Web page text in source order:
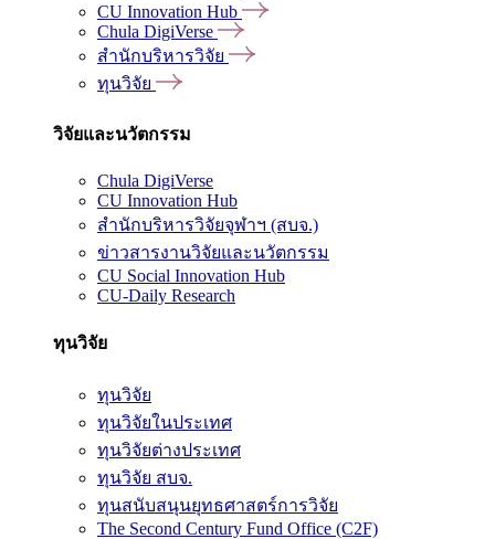
CU Innovation Hub
Chula DigiVerse
สำนักบริหารวิจัย
ทุนวิจัย
วิจัยและนวัตกรรม
Chula DigiVerse
CU Innovation Hub
สำนักบริหารวิจัยจุฬาฯ (สบจ.)
ข่าวสารงานวิจัยและนวัตกรรม
CU Social Innovation Hub
CU-Daily Research
ทุนวิจัย
ทุนวิจัย
ทุนวิจัยในประเทศ
ทุนวิจัยต่างประเทศ
ทุนวิจัย สบจ.
ทุนสนับสนุนยุทธศาสตร์การวิจัย
The Second Century Fund Office (C2F)